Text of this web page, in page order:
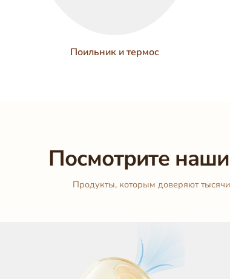
Поильник и термос
Посмотрите
Продукты, которым доверяют